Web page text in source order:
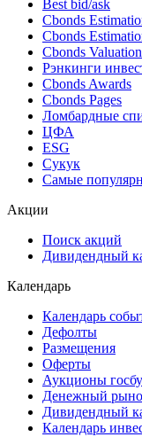
Best bid/ask
Cbonds
Cbonds
Cbonds Valuation
Рэнкинги
Cbonds Awards
Cbonds Pages
Ломбардные
ЦФА
ESG
Сукук
Самые
Акции
Поиск акций
Дивидендный
Календарь
Календарь
Дефолты
Размещения
Оферты
Аукционы
Денежный
Дивидендный
Календарь